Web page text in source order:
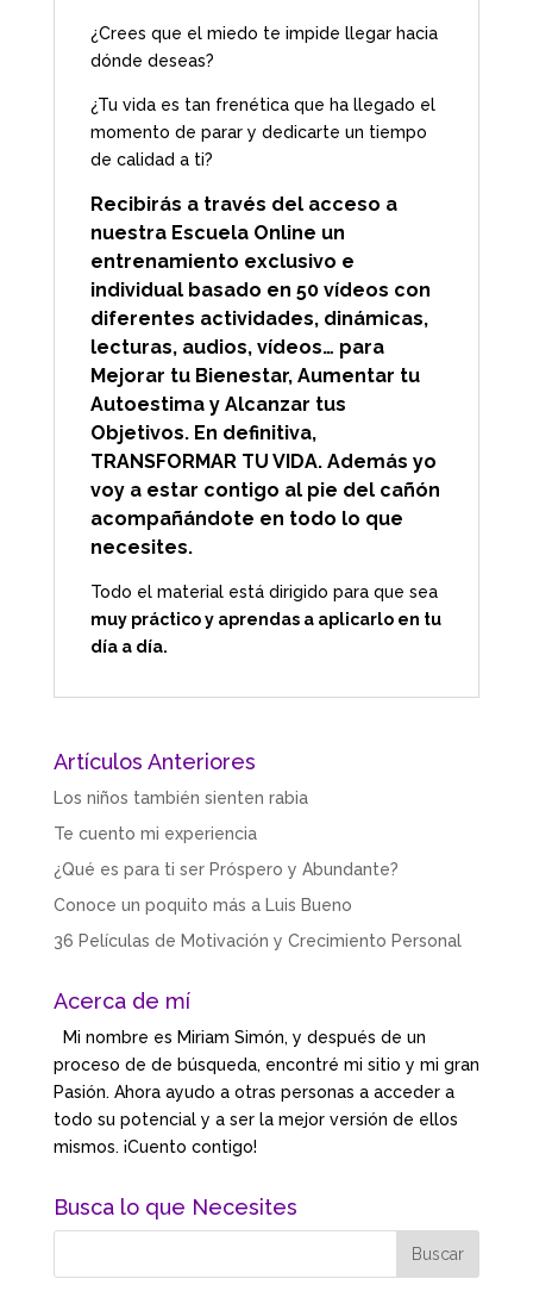
¿Crees que el miedo te impide llegar hacia
dónde deseas?
¿Tu vida es tan frenética que ha llegado el
momento de parar y dedicarte un tiempo
de calidad a ti?
Recibirás a través del acceso a
nuestra Escuela Online un
entrenamiento exclusivo e
individual basado en 50 vídeos con
diferentes actividades, dinámicas,
lecturas, audios, vídeos… para
Mejorar tu Bienestar, Aumentar tu
Autoestima y Alcanzar tus
Objetivos. En definitiva,
TRANSFORMAR TU VIDA. Además yo
voy a estar contigo al pie del cañón
acompañándote en todo lo que
necesites.
Todo el material está dirigido para que sea
muy práctico y aprendas a aplicarlo en tu
día a día.
Artículos Anteriores
Los niños también sienten rabia
Te cuento mi experiencia
¿Qué es para ti ser Próspero y Abundante?
Conoce un poquito más a Luis Bueno
36 Películas de Motivación y Crecimiento Personal
Acerca de mí
Mi nombre es Miriam Simón, y después de un
proceso de de búsqueda, encontré mi sitio y mi gran
Pasión. Ahora ayudo a otras personas a acceder a
todo su potencial y a ser la mejor versión de ellos
mismos. ¡Cuento contigo!
Busca lo que Necesites